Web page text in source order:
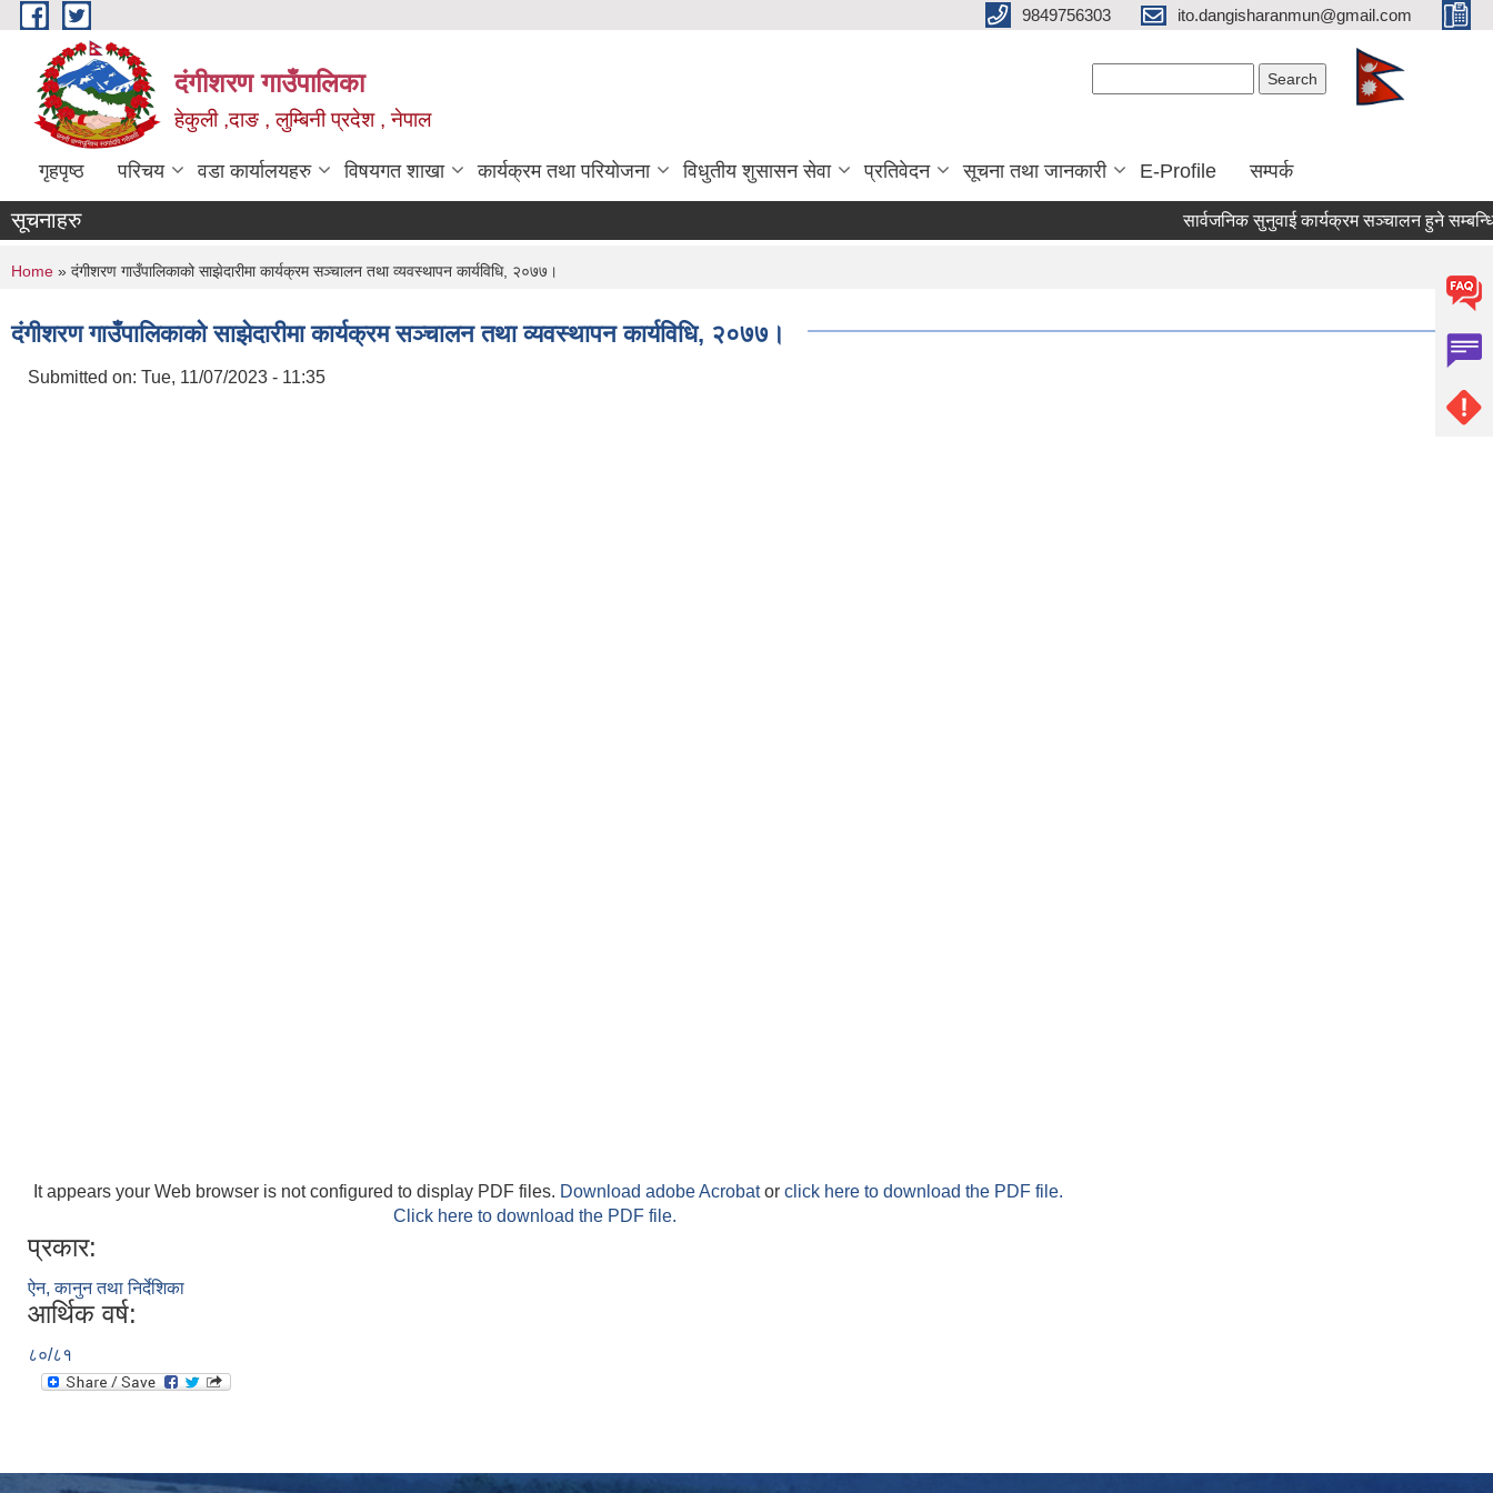
Skip to main content 9849756303 ito.dangisharanmun@gmail.com
दंगीशरण गाउँपालिका
हेकुली ,दाङ , लुम्बिनी प्रदेश , नेपाल
गृहपृष्ठ परिचय वडा कार्यालयहरु विषयगत शाखा कार्यक्रम तथा परियोजना विधुतीय शुसासन सेवा प्रतिवेदन सूचना तथा जानकारी E-Profile सम्पर्क
सूचनाहरु सार्वजनिक सुनुवाई कार्यक्रम सञ्चालन हुने सम्बन्धि
You are here
Home » दंगीशरण गाउँपालिकाको साझेदारीमा कार्यक्रम सञ्चालन तथा व्यवस्थापन कार्यविधि, २०७७।
दंगीशरण गाउँपालिकाको साझेदारीमा कार्यक्रम सञ्चालन तथा व्यवस्थापन कार्यविधि, २०७७।
Submitted on: Tue, 11/07/2023 - 11:35
It appears your Web browser is not configured to display PDF files. Download adobe Acrobator click here to download the PDF file.
Click here to download the PDF file.
प्रकार:
ऐन, कानुन तथा निर्देशिका
आर्थिक वर्ष:
८०/८१